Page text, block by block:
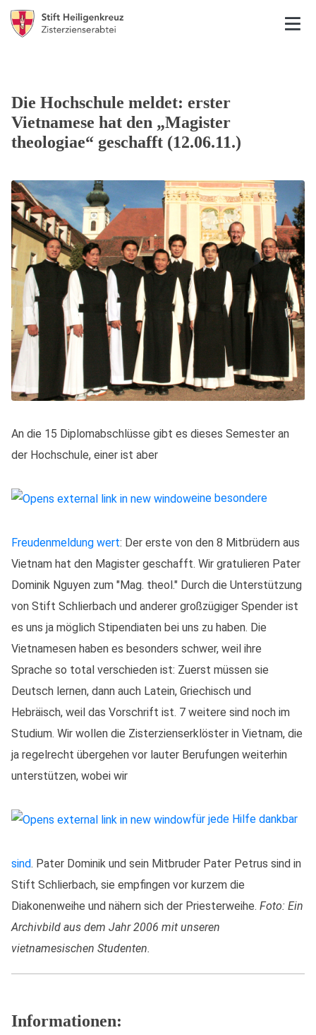
Die Hochschule meldet: erster
Vietnamese hat den „Magister
theologiae“ geschafft (12.06.11.)
An die 15 Diplomabschlüsse gibt es dieses Semester an
der Hochschule, einer ist aber
eine besondere
Freudenmeldung wert: Der erste von den 8 Mitbrüdern aus
Vietnam hat den Magister geschafft. Wir gratulieren Pater
Dominik Nguyen zum "Mag. theol." Durch die Unterstützung
von Stift Schlierbach und anderer großzügiger Spender ist
es uns ja möglich Stipendiaten bei uns zu haben. Die
Vietnamesen haben es besonders schwer, weil ihre
Sprache so total verschieden ist: Zuerst müssen sie
Deutsch lernen, dann auch Latein, Griechisch und
Hebräisch, weil das Vorschrift ist. 7 weitere sind noch im
Studium. Wir wollen die Zisterzienserklöster in Vietnam, die
ja regelrecht übergehen vor lauter Berufungen weiterhin
unterstützen, wobei wir
für jede Hilfe dankbar
sind. Pater Dominik und sein Mitbruder Pater Petrus sind in
Stift Schlierbach, sie empfingen vor kurzem die
Diakonenweihe und nähern sich der Priesterweihe. Foto: Ein
Archivbild aus dem Jahr 2006 mit unseren
vietnamesischen Studenten.
Informationen: